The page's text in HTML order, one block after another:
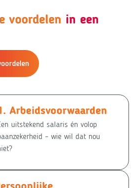
Arbeidsvoorwaarden
uitstekend salaris én volop
– wie wil dat nou
voordelen in een